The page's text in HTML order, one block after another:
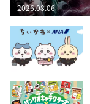
2026.08.06